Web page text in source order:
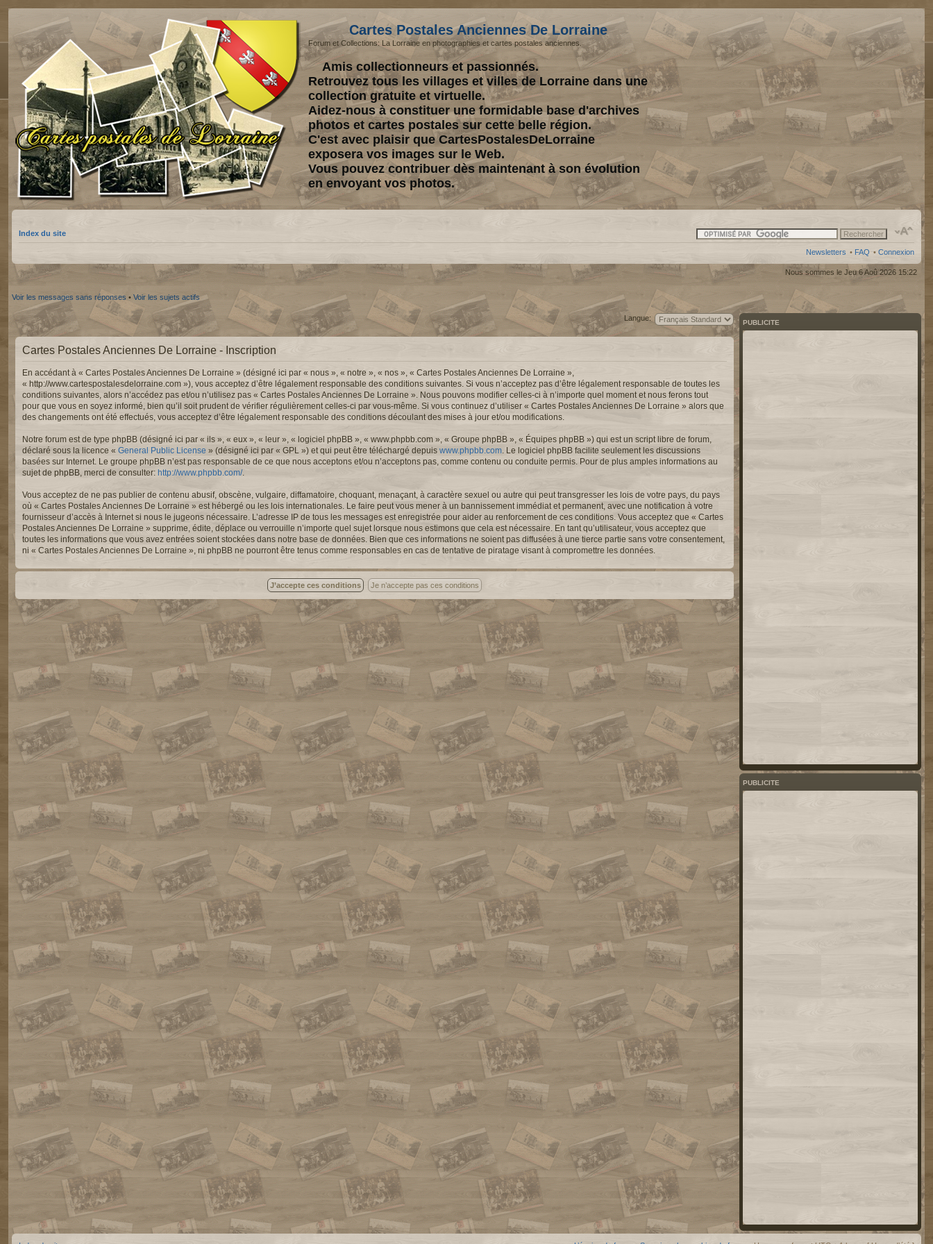
Cartes Postales Anciennes De Lorraine
Forum et Collections: La Lorraine en photographies et cartes postales anciennes.
Amis collectionneurs et passionnés.
Retrouvez tous les villages et villes de Lorraine dans une
collection gratuite et virtuelle.
Aidez-nous à constituer une formidable base d'archives
photos et cartes postales sur cette belle région.
C'est avec plaisir que CartesPostalesDeLorraine
exposera vos images sur le Web.
Vous pouvez contribuer dès maintenant à son évolution
en envoyant vos photos.
Index du site
Newsletters • FAQ • Connexion
Nous sommes le Jeu 6 Aoû 2026 15:22
Voir les messages sans réponses • Voir les sujets actifs
Langue:
Cartes Postales Anciennes De Lorraine - Inscription
En accédant à « Cartes Postales Anciennes De Lorraine » (désigné ici par « nous », « notre », « nos », « Cartes Postales Anciennes De Lorraine »,
« http://www.cartespostalesdelorraine.com »), vous acceptez d’être légalement responsable des conditions suivantes. Si vous n’acceptez pas d’être légalement responsable de toutes les
conditions suivantes, alors n’accédez pas et/ou n’utilisez pas « Cartes Postales Anciennes De Lorraine ». Nous pouvons modifier celles-ci à n’importe quel moment et nous ferons tout
pour que vous en soyez informé, bien qu’il soit prudent de vérifier régulièrement celles-ci par vous-même. Si vous continuez d’utiliser « Cartes Postales Anciennes De Lorraine » alors que
des changements ont été effectués, vous acceptez d’être légalement responsable des conditions découlant des mises à jour et/ou modifications.
Notre forum est de type phpBB (désigné ici par « ils », « eux », « leur », « logiciel phpBB », « www.phpbb.com », « Groupe phpBB », « Équipes phpBB ») qui est un script libre de forum,
déclaré sous la licence « General Public License » (désigné ici par « GPL ») et qui peut être téléchargé depuis www.phpbb.com. Le logiciel phpBB facilite seulement les discussions
basées sur Internet. Le groupe phpBB n’est pas responsable de ce que nous acceptons et/ou n’acceptons pas, comme contenu ou conduite permis. Pour de plus amples informations au
sujet de phpBB, merci de consulter: http://www.phpbb.com/.
Vous acceptez de ne pas publier de contenu abusif, obscène, vulgaire, diffamatoire, choquant, menaçant, à caractère sexuel ou autre qui peut transgresser les lois de votre pays, du pays
où « Cartes Postales Anciennes De Lorraine » est hébergé ou les lois internationales. Le faire peut vous mener à un bannissement immédiat et permanent, avec une notification à votre
fournisseur d’accès à Internet si nous le jugeons nécessaire. L’adresse IP de tous les messages est enregistrée pour aider au renforcement de ces conditions. Vous acceptez que « Cartes
Postales Anciennes De Lorraine » supprime, édite, déplace ou verrouille n’importe quel sujet lorsque nous estimons que cela est nécessaire. En tant qu’utilisateur, vous acceptez que
toutes les informations que vous avez entrées soient stockées dans notre base de données. Bien que ces informations ne soient pas diffusées à une tierce partie sans votre consentement,
ni « Cartes Postales Anciennes De Lorraine », ni phpBB ne pourront être tenus comme responsables en cas de tentative de piratage visant à compromettre les données.
PUBLICITE
PUBLICITE